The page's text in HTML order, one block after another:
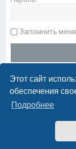
Этот сайт
обеспечения
Подробнее
Запомнить меня
phpBB